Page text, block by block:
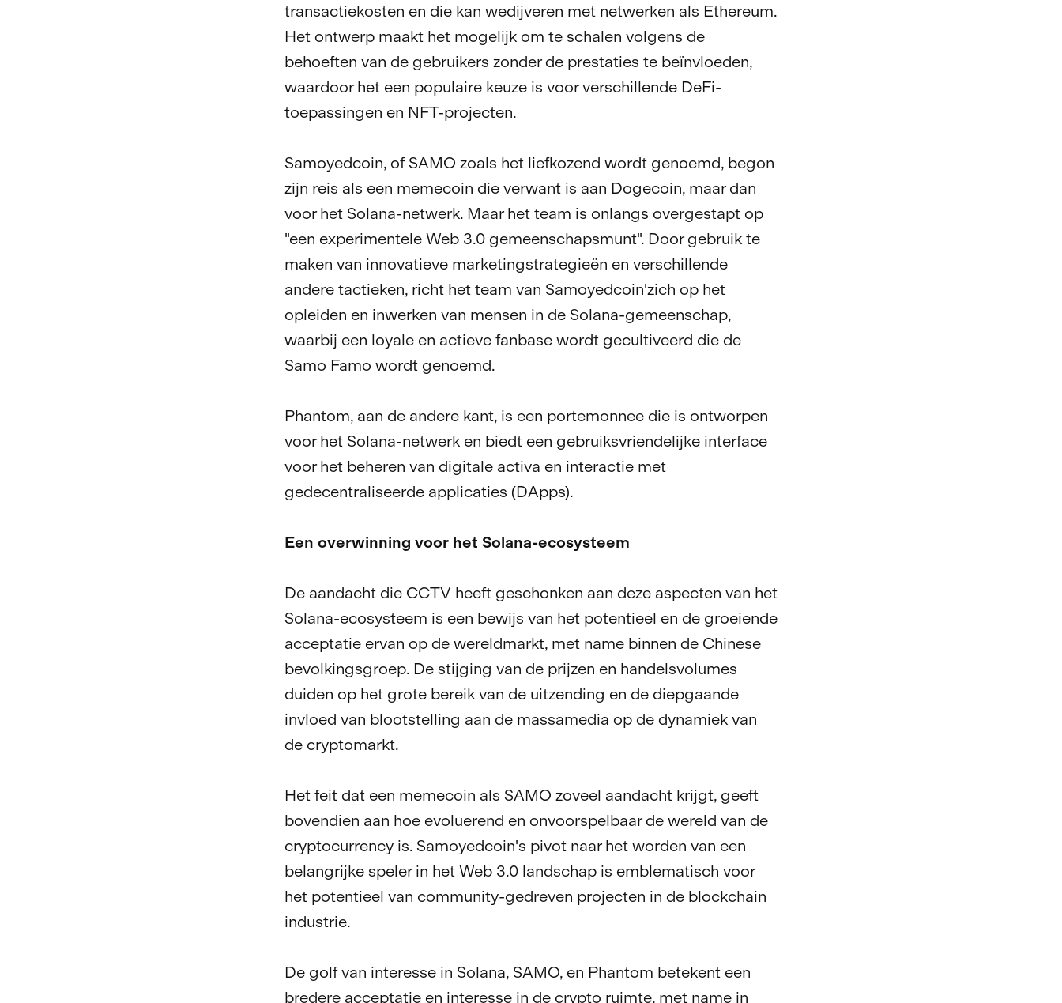
transactiekosten en die kan wedijveren met netwerken als Ethereum.
Het ontwerp maakt het mogelijk om te schalen volgens de
behoeften van de gebruikers zonder de prestaties te beïnvloeden,
waardoor het een populaire keuze is voor verschillende DeFi-
toepassingen en NFT-projecten.
Samoyedcoin, of SAMO zoals het liefkozend wordt genoemd, begon
zijn reis als een memecoin die verwant is aan Dogecoin, maar dan
voor het Solana-netwerk. Maar het team is onlangs overgestapt op
"een experimentele Web 3.0 gemeenschapsmunt". Door gebruik te
maken van innovatieve marketingstrategieën en verschillende
andere tactieken, richt het team van Samoyedcoin'zich op het
opleiden en inwerken van mensen in de Solana-gemeenschap,
waarbij een loyale en actieve fanbase wordt gecultiveerd die de
Samo Famo wordt genoemd.
Phantom, aan de andere kant, is een portemonnee die is ontworpen
voor het Solana-netwerk en biedt een gebruiksvriendelijke interface
voor het beheren van digitale activa en interactie met
gedecentraliseerde applicaties (DApps).
Een overwinning voor het Solana-ecosysteem
De aandacht die CCTV heeft geschonken aan deze aspecten van het
Solana-ecosysteem is een bewijs van het potentieel en de groeiende
acceptatie ervan op de wereldmarkt, met name binnen de Chinese
bevolkingsgroep. De stijging van de prijzen en handelsvolumes
duiden op het grote bereik van de uitzending en de diepgaande
invloed van blootstelling aan de massamedia op de dynamiek van
de cryptomarkt.
Het feit dat een memecoin als SAMO zoveel aandacht krijgt, geeft
bovendien aan hoe evoluerend en onvoorspelbaar de wereld van de
cryptocurrency is. Samoyedcoin's pivot naar het worden van een
belangrijke speler in het Web 3.0 landschap is emblematisch voor
het potentieel van community-gedreven projecten in de blockchain
industrie.
De golf van interesse in Solana, SAMO, en Phantom betekent een
bredere acceptatie en interesse in de crypto ruimte, met name in